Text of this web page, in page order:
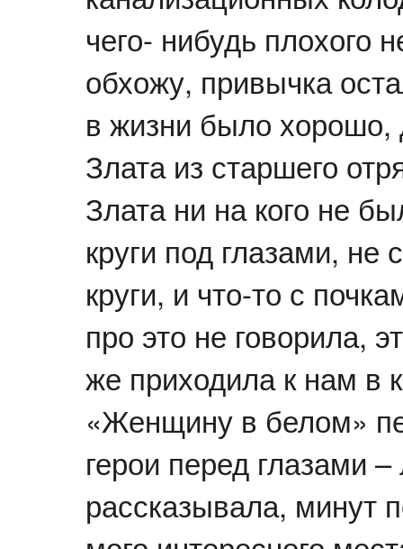
чего- нибудь плохого
обхожу, привычка
в жизни было
Злата из старшего
Злата ни на кого не
круги под глазами,
круги, и что-то с
про это не говорила,
же приходила к нам в
«Женщину в белом»
герои перед глазами
рассказывала, минут